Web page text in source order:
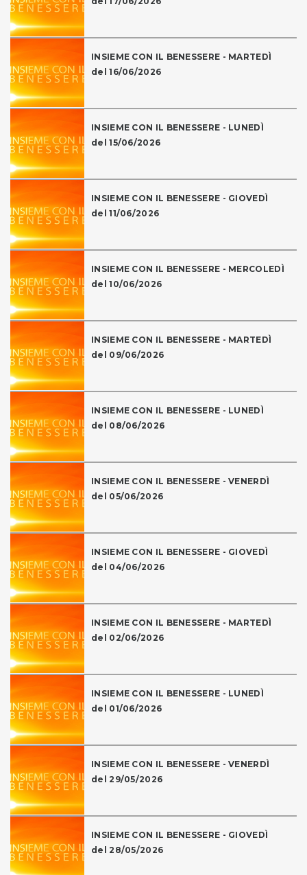
INSIEME CON IL BENESSERE - MARTEDÌ
del 16/06/2026
INSIEME CON IL BENESSERE - LUNEDÌ
del 15/06/2026
INSIEME CON IL BENESSERE - GIOVEDÌ
del 11/06/2026
INSIEME CON IL BENESSERE - MERCOLEDÌ
del 10/06/2026
INSIEME CON IL BENESSERE - MARTEDÌ
del 09/06/2026
INSIEME CON IL BENESSERE - LUNEDÌ
del 08/06/2026
INSIEME CON IL BENESSERE - VENERDÌ
del 05/06/2026
INSIEME CON IL BENESSERE - GIOVEDÌ
del 04/06/2026
INSIEME CON IL BENESSERE - MARTEDÌ
del 02/06/2026
INSIEME CON IL BENESSERE - LUNEDÌ
del 01/06/2026
INSIEME CON IL BENESSERE - VENERDÌ
del 29/05/2026
INSIEME CON IL BENESSERE - GIOVEDÌ
del 28/05/2026